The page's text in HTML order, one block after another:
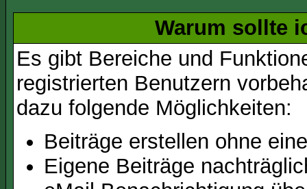
Warum sollte
Es gibt Bereiche und
registrierten Benutzern
dazu folgende Möglichkeiten:
Beiträge erstellen ohne
Eigene Beiträge